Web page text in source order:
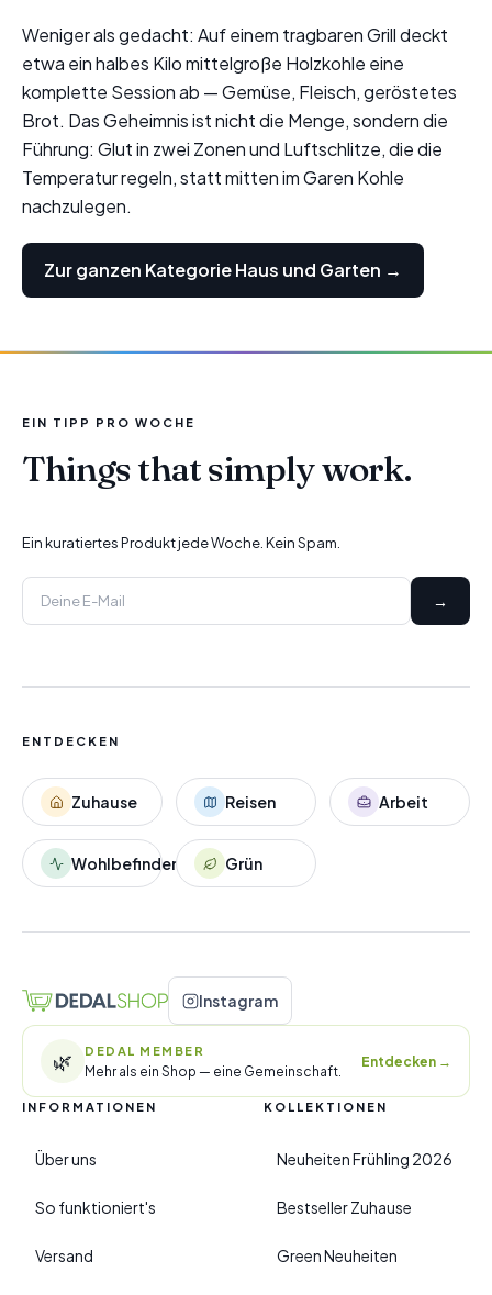
Weniger als gedacht: Auf einem tragbaren Grill deckt
etwa ein halbes Kilo mittelgroße Holzkohle eine
komplette Session ab — Gemüse, Fleisch, geröstetes
Brot. Das Geheimnis ist nicht die Menge, sondern die
Führung: Glut in zwei Zonen und Luftschlitze, die die
Temperatur regeln, statt mitten im Garen Kohle
nachzulegen.
Zur ganzen Kategorie Haus und Garten →
EIN TIPP PRO WOCHE
Things that simply work.
Ein kuratiertes Produkt jede Woche. Kein Spam.
→
ENTDECKEN
Zuhause Reisen Arbeit
Wohlbefinden Grün
Instagram
🌿 DEDAL MEMBER
Mehr als ein Shop — eine Gemeinschaft.
Entdecken →
INFORMATIONEN
Über uns
So funktioniert's
Versand
KOLLEKTIONEN
Neuheiten Frühling 2026
Bestseller Zuhause
Green Neuheiten